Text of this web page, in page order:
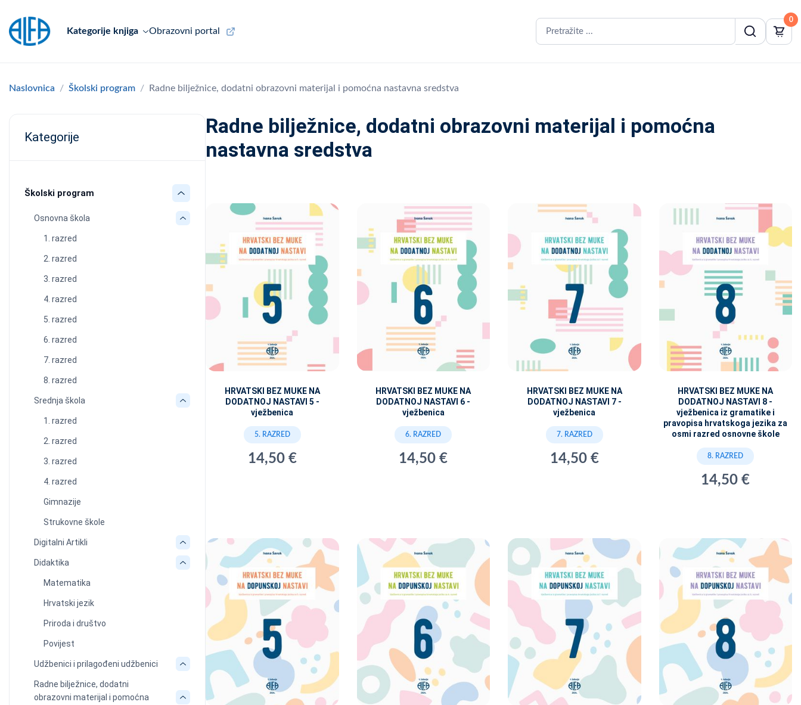
Kategorije knjiga Obrazovni portal
0
Naslovnica Školski program Radne bilježnice, dodatni obrazovni materijal i pomoćna nastavna sredstva
Kategorije
Školski program
Osnovna škola
1. razred
2. razred
3. razred
4. razred
5. razred
6. razred
7. razred
8. razred
Srednja škola
1. razred
2. razred
3. razred
4. razred
Gimnazije
Strukovne škole
Digitalni Artikli
Didaktika
Matematika
Hrvatski jezik
Priroda i društvo
Povijest
Udžbenici i prilagođeni udžbenici
Radne bilježnice, dodatni
obrazovni materijal i pomoćna
Radne bilježnice, dodatni obrazovni materijal i pomoćna
nastavna sredstva
HRVATSKI BEZ MUKE NA
DODATNOJ NASTAVI 5 -
vježbenica
5. RAZRED
14,50 €
HRVATSKI BEZ MUKE NA
DODATNOJ NASTAVI 6 -
vježbenica
6. RAZRED
14,50 €
HRVATSKI BEZ MUKE NA
DODATNOJ NASTAVI 7 -
vježbenica
7. RAZRED
14,50 €
HRVATSKI BEZ MUKE NA
DODATNOJ NASTAVI 8 -
vježbenica iz gramatike i
pravopisa hrvatskoga jezika za
osmi razred osnovne škole
8. RAZRED
14,50 €